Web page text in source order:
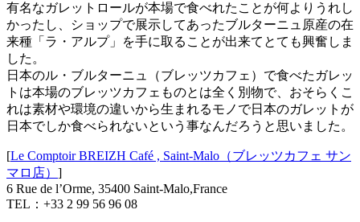
有名なガレットロールが本場で食べれたことが何よりうれし
かったし、ショップで展示してあったブルターニュ原産の在
来種「ラ・アルプ」を手に取ることが出来てとても興奮しま
した。
日本のル・ブルターニュ（ブレッツカフェ）で食べたガレッ
トは本場のブレッツカフェものとは全く別物で、おそらくこ
れは素材や環境の違いから生まれるモノで日本のガレットが
日本でしか食べられないという事なんだろうと思いました。
[Le Comptoir BREIZH Café , Saint-Malo（ブレッツカフェ サン
マロ店） ]
6 Rue de l’Orme, 35400 Saint-Malo,France
TEL：+33 2 99 56 96 08